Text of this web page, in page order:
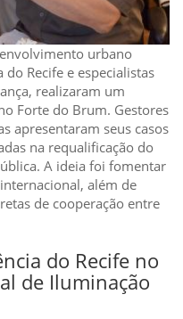
urbano
Recife e especialistas
realizaram um
Forte do Brum. Gestores
apresentaram seus casos
na requalificação do
A ideia foi fomentar
além de
de cooperação entre
do Recife no
de Iluminação